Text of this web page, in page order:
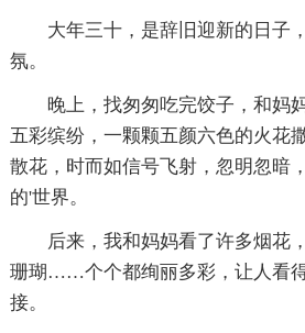
大年三十，是辞旧迎新的日子
氛。
晚上，找匆匆吃完饺子，和妈
五彩缤纷，一颗颗五颜六色的火花
散花，时而如信号飞射，忽明忽暗
的'世界。
后来，我和妈妈看了许多烟花
珊瑚……个个都绚丽多彩，让人看
接。